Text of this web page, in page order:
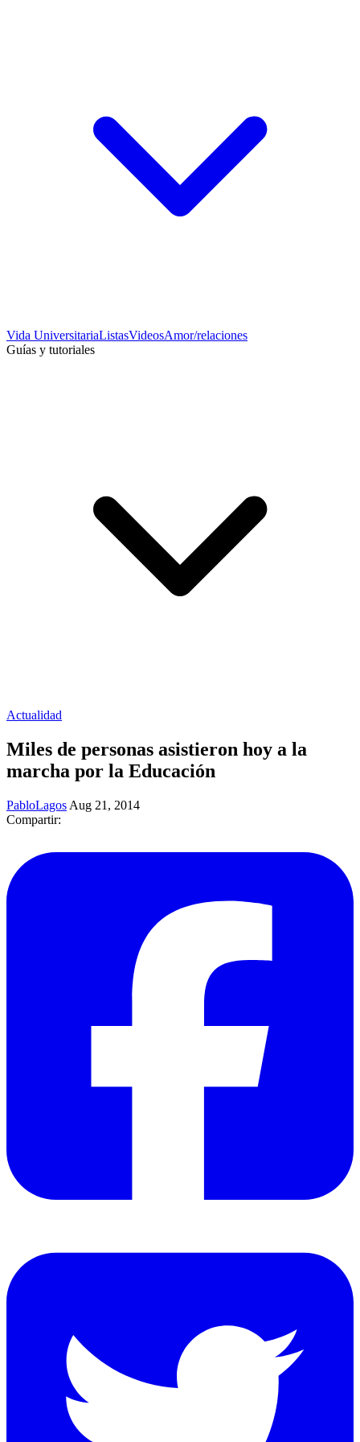
Vida UniversitariaListasVideosAmor/relaciones
Guías y tutoriales
Actualidad
Miles de personas asistieron hoy a la
marcha por la Educación
PabloLagos Aug 21, 2014
Compartir: